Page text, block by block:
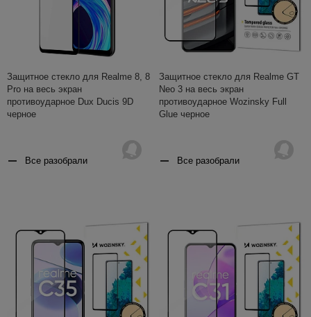
Защитное стекло для Realme 8, 8
Pro на весь экран
противоударное Dux Ducis 9D
черное
Все разобрали
Защитное стекло для Realme GT
Neo 3 на весь экран
противоударное Wozinsky Full
Glue черное
Все разобрали